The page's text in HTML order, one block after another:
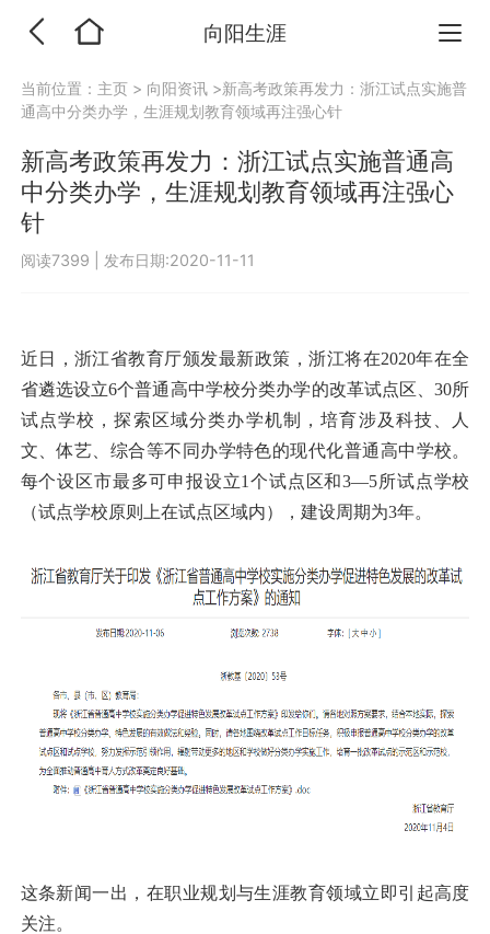
向阳生涯
当前位置： 主页 > 向阳资讯 >新高考政策再发力：浙江试点实施普
通高中分类办学，生涯规划教育领域再注强心针
新高考政策再发力：浙江试点实施普通高
中分类办学，生涯规划教育领域再注强心
针
阅读7399 发布日期:2020-11-11
近日，浙江省教育厅颁发最新政策，浙江将在2020年在全
省遴选设立6个普通高中学校分类办学的改革试点区、30所
试点学校，探索区域分类办学机制，培育涉及科技、人
文、体艺、综合等不同办学特色的现代化普通高中学校。
每个设区市最多可申报设立1个试点区和3—5所试点学校
（试点学校原则上在试点区域内），建设周期为3年。
这条新闻一出，在职业规划与生涯教育领域立即引起高度
关注。